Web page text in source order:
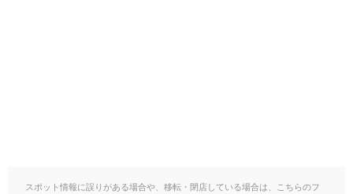
スポット情報に誤りがある場合や、移転・閉店している場合は、こちらのフ